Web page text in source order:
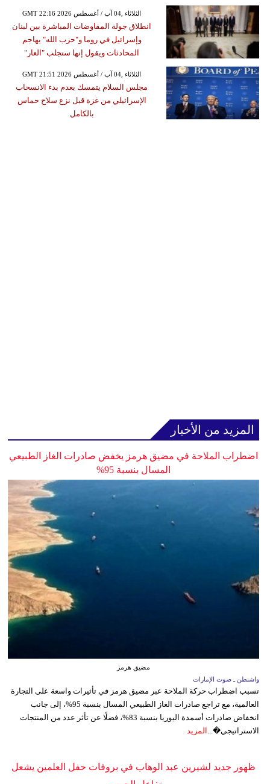
GMT 22:16 2026 الثلاثاء ,04 آب / أغسطس
انطلاق جولة المفاوضات المباشرة بين لبنان
وإسرائيل في روما و"حزب الله" يهاجم
المحادثات ويقول إنها ستجلب "العار"
GMT 21:51 2026 الثلاثاء ,04 آب / أغسطس
مجلس السلام يتمسك بعدم بدء الانسحاب
الإسرائيلي من غزة قبل نزع سلاح حماس
بالكامل
المزيد من الأخبار
اضطراب الملاحة في مضيق هرمز يخفض صادرات الغاز الطبيعي
المسال بنسبة 95%
مضيق هرمز
واشنطن ـ صوت الإمارات
تسبب اضطراب حركة الملاحة عبر مضيق هرمز في تأثيرات واسعة على التجارة
العالمية، مع تراجع صادرات الغاز الطبيعي المسال بنسبة 95%، إلى جانب
انخفاض صادرات أسمدة اليوريا بنسبة 83%، فضلًا عن تأثر عدد من المنتجات
الاستراتيجي�... المزيد
ظهور جديد لشيرين عبد الوهاب في بروفات حفل العلمين يشعل